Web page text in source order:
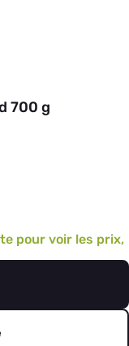
700 g
pour voir les prix,